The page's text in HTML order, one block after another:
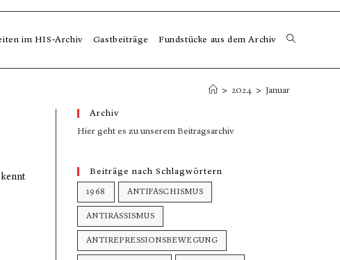
im HIS-Archiv Gastbeiträge Fundstücke aus dem Archiv
> 2024 > Januar
kennt
Archiv
Hier geht es zu unserem Beitragsarchiv
Beiträge nach Schlagwörtern
1968 ANTIFASCHISMUS
ANTIRASSISMUS
ANTIREPRESSIONSBEWEGUNG